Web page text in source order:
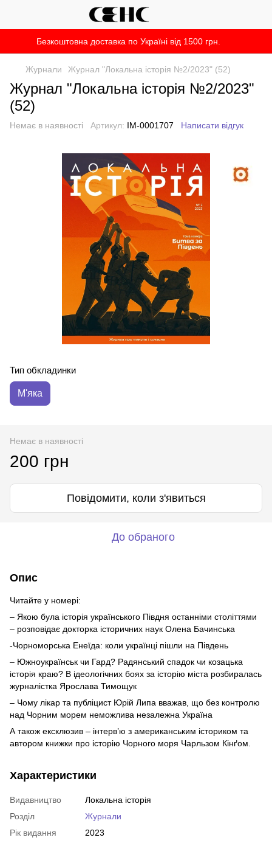
Безкоштовна доставка по Україні від 1500 грн.
Журнали Журнал "Локальна історія №2/2023" (52)
Журнал "Локальна історія №2/2023"
(52)
Немає в наявності Артикул: IM-0001707 Написати відгук
Тип обкладинки
М'яка
Немає в наявності
200 грн
Повідомити, коли з'явиться
До обраного
Опис
Читайте у номері:
– Якою була історія українського Півдня останніми століттями
– розповідає докторка історичних наук Олена Бачинська
-Чорноморська Енеїда: коли українці пішли на Південь
– Южноукраїнськ чи Гард? Радянський спадок чи козацька
історія краю? В ідеологічних боях за історію міста розбиралась
журналістка Ярослава Тимощук
– Чому лікар та публіцист Юрій Липа вважав, що без контролю
над Чорним морем неможлива незалежна Україна
А також ексклюзив – інтерв’ю з американським істориком та
автором книжки про історію Чорного моря Чарльзом Кінґом.
Характеристики
Видавництво
Локальна історія
Розділ
Журнали
Рік видання
2023